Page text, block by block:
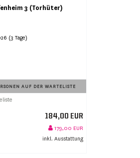
3 (Torhüter)
(3 Tage)
AUF DER WARTELISTE
184,00 EUR
179,00 EUR
inkl. Ausstattung